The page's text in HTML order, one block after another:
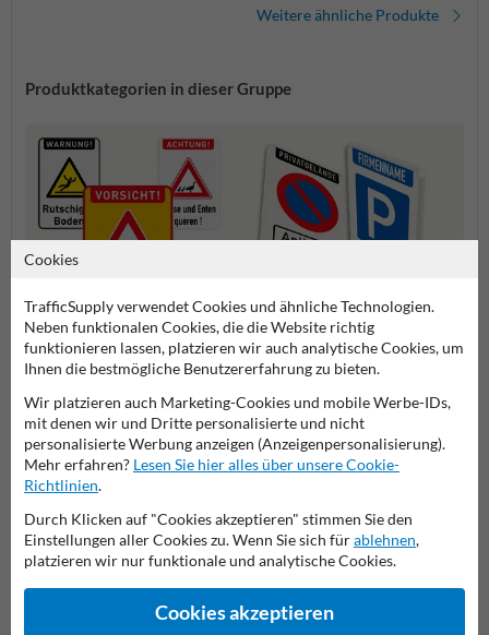
Weitere ähnliche Produkte
Produktkategorien in dieser Gruppe
Warnschilder Privatgrundstück Schilder
Stellen Sie Ihre Frage an Verkehrsschildkaufen.de
Name*
Cookies
TrafficSupply verwendet Cookies und ähnliche Technologien.
Neben funktionalen Cookies, die die Website richtig
funktionieren lassen, platzieren wir auch analytische Cookies, um
Ihnen die bestmögliche Benutzererfahrung zu bieten.
Wir platzieren auch Marketing-Cookies und mobile Werbe-IDs,
mit denen wir und Dritte personalisierte und nicht
personalisierte Werbung anzeigen (Anzeigenpersonalisierung).
Mehr erfahren? Lesen Sie hier alles über unsere Cookie-
Richtlinien.
Durch Klicken auf "Cookies akzeptieren" stimmen Sie den
Einstellungen aller Cookies zu. Wenn Sie sich fürablehnen,
platzieren wir nur funktionale und analytische Cookies.
Cookies akzeptieren